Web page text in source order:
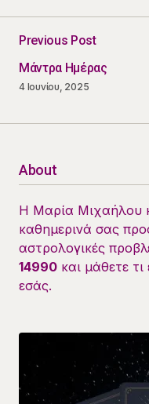
Previous Post
Μάντρα Ημέρας
4 Ιουνίου, 2025
About
Η Μαρία Μιχαήλου
καθημερινά σας
αστρολογικές
14990 και μάθετε
εσάς.